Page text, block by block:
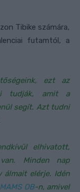
Tibike számára,
futamtól, a
ezt az
tudják, amit a
segít. Azt tudni
elhivatott,
Minden nap
álmait elérje. Idén
MAMS OB-n, amivel